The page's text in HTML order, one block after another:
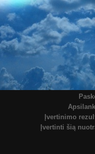
Įvertinimo
Įvertinti šią